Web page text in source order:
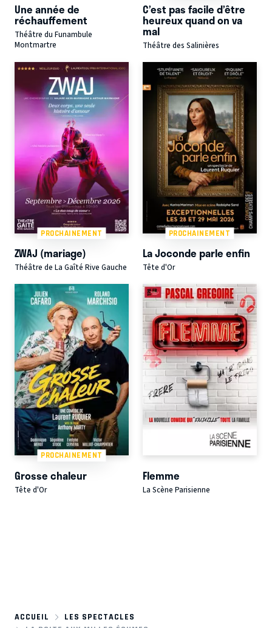
Une année de
réchauffement
Théâtre du Funambule
Montmartre
C’est pas facile d’être
heureux quand on va
mal
Théâtre des Salinières
PROCHAINEMENT
ZWAJ (mariage)
Théâtre de La Gaîté Rive Gauche
PROCHAINEMENT
La Joconde parle enfin
Tête d'Or
PROCHAINEMENT
Grosse chaleur
Tête d'Or
Flemme
La Scène Parisienne
ACCUEIL
LES SPECTACLES